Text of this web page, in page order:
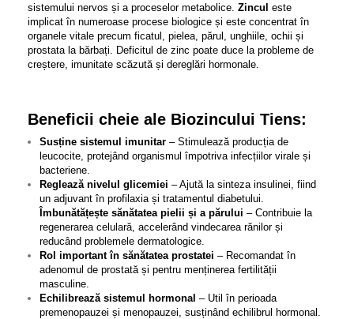
sistemului nervos și a proceselor metabolice. Zincul este
implicat în numeroase procese biologice și este concentrat în
organele vitale precum ficatul, pielea, părul, unghiile, ochii și
prostata la bărbați. Deficitul de zinc poate duce la probleme de
creștere, imunitate scăzută și dereglări hormonale.
Beneficii cheie ale Biozincului Tiens:
Susține sistemul imunitar – Stimulează producția de
leucocite, protejând organismul împotriva infecțiilor virale și
bacteriene.
Reglează nivelul glicemiei – Ajută la sinteza insulinei, fiind
un adjuvant în profilaxia și tratamentul diabetului.
Îmbunătățește sănătatea pielii și a părului – Contribuie la
regenerarea celulară, accelerând vindecarea rănilor și
reducând problemele dermatologice.
Rol important în sănătatea prostatei – Recomandat în
adenomul de prostată și pentru menținerea fertilității
masculine.
Echilibrează sistemul hormonal – Util în perioada
premenopauzei și menopauzei, susținând echilibrul hormonal.